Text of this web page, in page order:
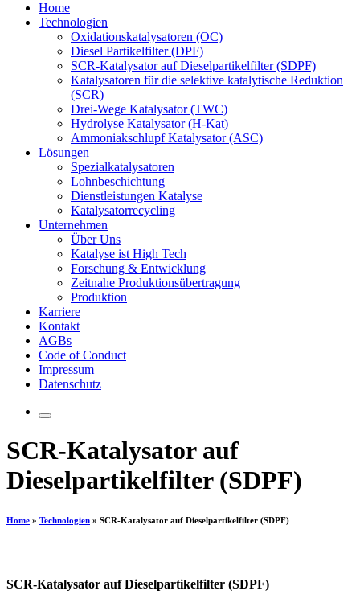
Home
Technologien
Oxidationskatalysatoren (OC)
Diesel Partikelfilter (DPF)
SCR-Katalysator auf Dieselpartikelfilter (SDPF)
Katalysatoren für die selektive katalytische Reduktion
(SCR)
Drei-Wege Katalysator (TWC)
Hydrolyse Katalysator (H-Kat)
Ammoniakschlupf Katalysator (ASC)
Lösungen
Spezialkatalysatoren
Lohnbeschichtung
Dienstleistungen Katalyse
Katalysatorrecycling
Unternehmen
Über Uns
Katalyse ist High Tech
Forschung & Entwicklung
Zeitnahe Produktionsübertragung
Produktion
Karriere
Kontakt
AGBs
Code of Conduct
Impressum
Datenschutz
SCR-Katalysator auf
Dieselpartikelfilter (SDPF)
Home » Technologien » SCR-Katalysator auf Dieselpartikelfilter (SDPF)
SCR-Katalysator auf Dieselpartikelfilter (SDPF)